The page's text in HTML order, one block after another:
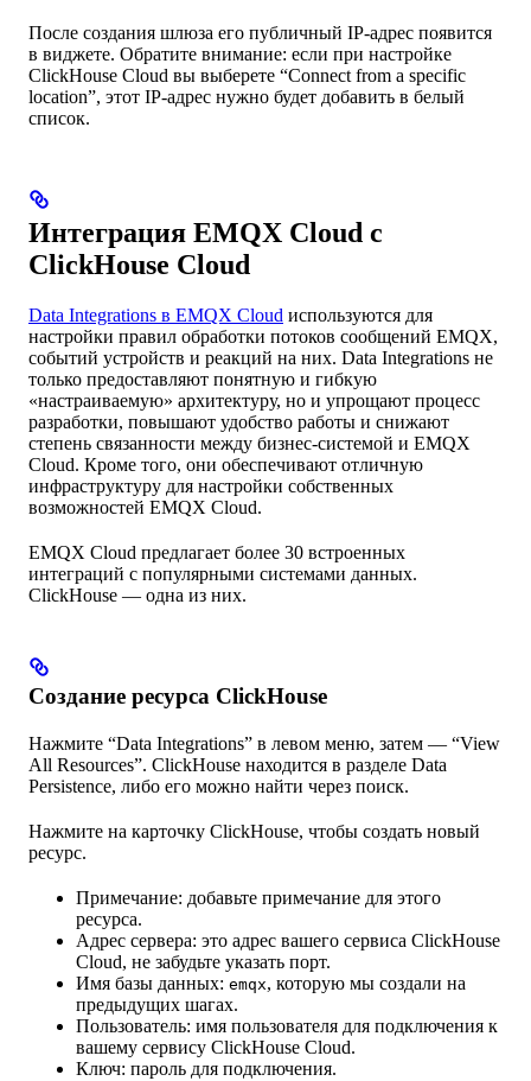
После создания шлюза его публичный IP-адрес появится
в виджете. Обратите внимание: если при настройке
ClickHouse Cloud вы выберете “Connect from a specific
location”, этот IP-адрес нужно будет добавить в белый
список.
Интеграция EMQX Cloud с
ClickHouse Cloud
Data Integrations в EMQX Cloud используются для
настройки правил обработки потоков сообщений EMQX,
событий устройств и реакций на них. Data Integrations не
только предоставляют понятную и гибкую
«настраиваемую» архитектуру, но и упрощают процесс
разработки, повышают удобство работы и снижают
степень связанности между бизнес-системой и EMQX
Cloud. Кроме того, они обеспечивают отличную
инфраструктуру для настройки собственных
возможностей EMQX Cloud.
EMQX Cloud предлагает более 30 встроенных
интеграций с популярными системами данных.
ClickHouse — одна из них.
Создание ресурса ClickHouse
Нажмите “Data Integrations” в левом меню, затем — “View
All Resources”. ClickHouse находится в разделе Data
Persistence, либо его можно найти через поиск.
Нажмите на карточку ClickHouse, чтобы создать новый
ресурс.
Примечание: добавьте примечание для этого
ресурса.
Адрес сервера: это адрес вашего сервиса ClickHouse
Cloud, не забудьте указать порт.
Имя базы данных: emqx, которую мы создали на
предыдущих шагах.
Пользователь: имя пользователя для подключения к
вашему сервису ClickHouse Cloud.
Ключ: пароль для подключения.